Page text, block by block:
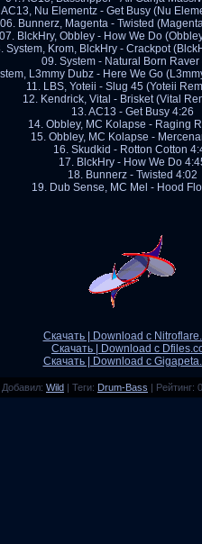
Nu Elementz - Get Busy (Nu
06. Bunnerz, Magenta - Twisted
07. BlckHry, Obbley - How We Do
System, Krom, BlckHry - Crackpot
09. System - Natural Born Raver
L3mmy Dubz - Here We Go
11. LBS, Yoteii - Slug 45 (Yoteii
12. Kendrick, Vital - Brisket (Vital
13. AC13 - Get Busy 4:26
14. Obbley, MC Kolapse - Raging
15. Obbley, MC Kolapse -
16. Skudkid - Rotton Cotton
17. BlckHry - How We Do
18. Bunnerz - Twisted 4:02
19. Dub Sense, MC Mel - Hood
Скачать | Download с
Скачать | Download с
Скачать | Download с
Добавил: Wild | Теги: Drum-Bass | Рейтинг: